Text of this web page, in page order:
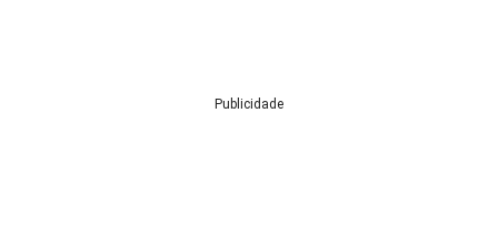
Publicidade